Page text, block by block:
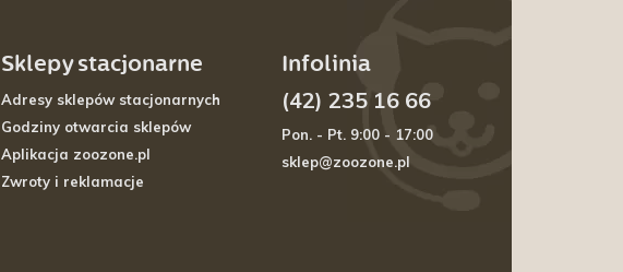
Sklepy stacjonarne
Adresy sklepów stacjonarnych
Godziny otwarcia sklepów
Aplikacja zoozone.pl
Zwroty i reklamacje
Infolinia
(42) 235 16 66
Pon. - Pt. 9:00 - 17:00
sklep@zoozone.pl